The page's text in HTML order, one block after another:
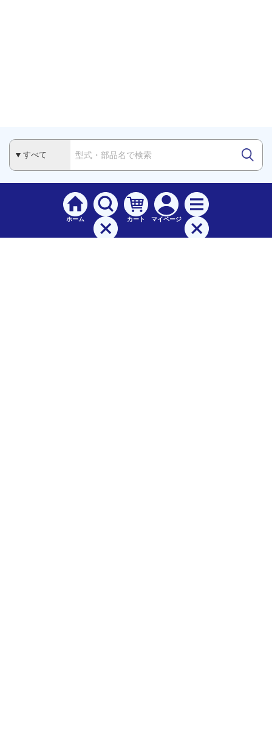
ホーム カート マイページ